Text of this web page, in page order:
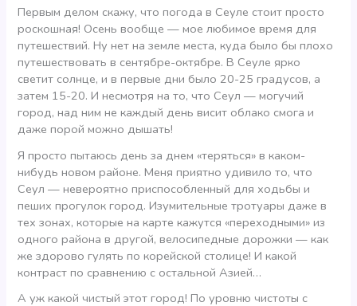
Первым делом скажу, что погода в Сеуле стоит просто
роскошная! Осень вообще — мое любимое время для
путешествий. Ну нет на земле места, куда было бы плохо
путешествовать в сентябре-октябре. В Сеуле ярко
светит солнце, и в первые дни было 20-25 градусов, а
затем 15-20. И несмотря на то, что Сеул — могучий
город, над ним не каждый день висит облако смога и
даже порой можно дышать!
Я просто пытаюсь день за днем «теряться» в каком-
нибудь новом районе. Меня приятно удивило то, что
Сеул — невероятно приспособленный для ходьбы и
пеших прогулок город. Изумительные тротуары даже в
тех зонах, которые на карте кажутся «переходными» из
одного района в другой, велосипедные дорожки — как
же здорово гулять по корейской столице! И какой
контраст по сравнению с остальной Азией…
А уж какой чистый этот город! По уровню чистоты с